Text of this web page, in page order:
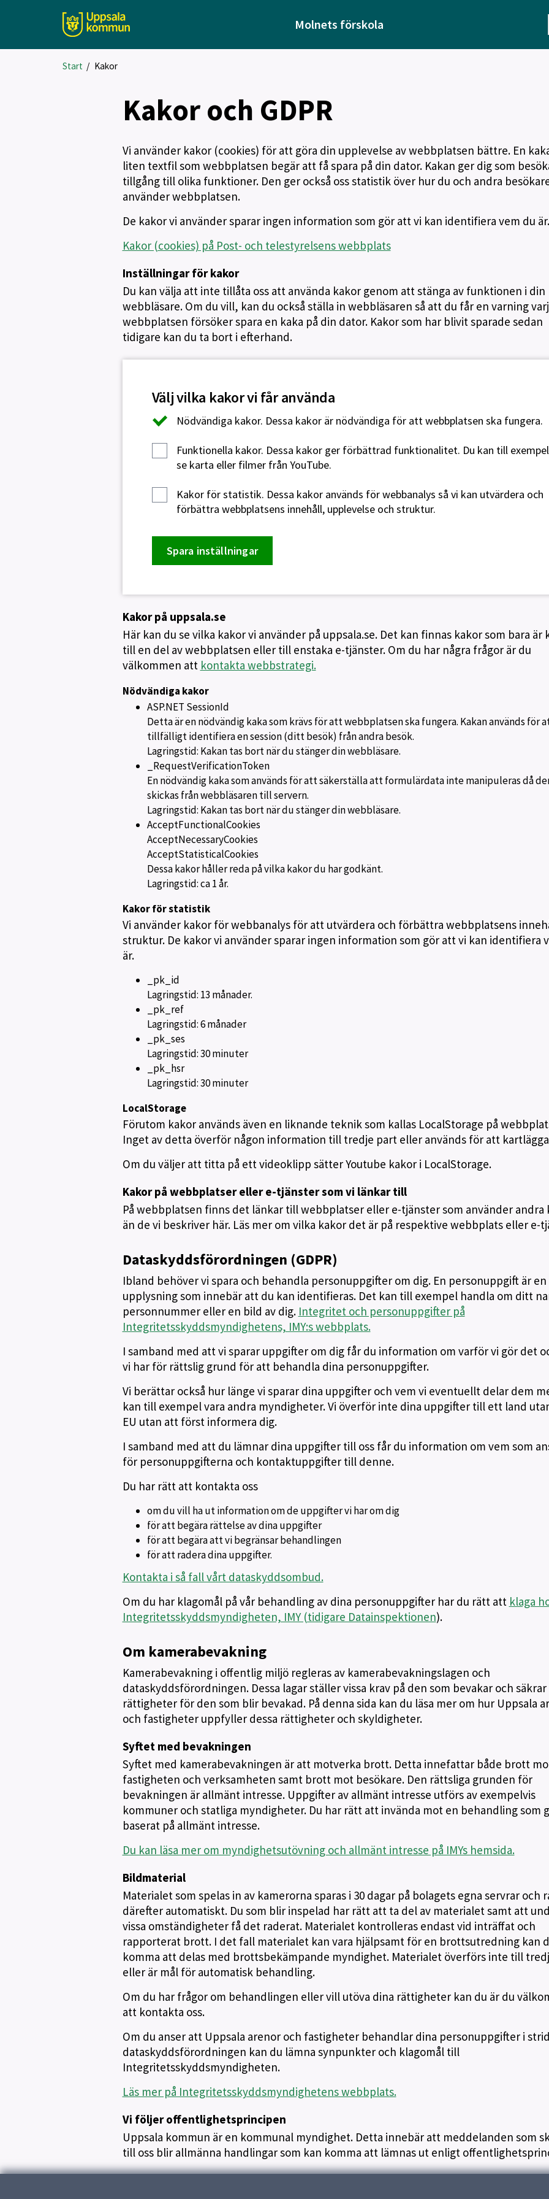
Molnets förskola
Start / Kakor
Kakor och GDPR
Vi använder kakor (cookies) för att göra din upplevelse av webbplatsen bättre. En
liten textfil som webbplatsen begär att få spara på din dator. Kakan ger dig som
tillgång till olika funktioner. Den ger också oss statistik över hur du och andra
använder webbplatsen.
De kakor vi använder sparar ingen information som gör att vi kan identifiera vem du är.
Kakor (cookies) på Post- och telestyrelsens webbplats
Inställningar för kakor
Du kan välja att inte tillåta oss att använda kakor genom att stänga av funktionen i din
webbläsare. Om du vill, kan du också ställa in webbläsaren så att du får en varning
webbplatsen försöker spara en kaka på din dator. Kakor som har blivit sparade sedan
tidigare kan du ta bort i efterhand.
Välj vilka kakor vi får använda
Nödvändiga kakor. Dessa kakor är nödvändiga för att webbplatsen ska fungera.
Funktionella kakor. Dessa kakor ger förbättrad funktionalitet. Du kan till exempel
se karta eller filmer från YouTube.
Kakor för statistik. Dessa kakor används för webbanalys så vi kan utvärdera och
förbättra webbplatsens innehåll, upplevelse och struktur.
Spara inställningar
Kakor på uppsala.se
Här kan du se vilka kakor vi använder på uppsala.se. Det kan finnas kakor som bara är
till en del av webbplatsen eller till enstaka e-tjänster. Om du har några frågor är du
välkommen att kontakta webbstrategi.
Nödvändiga kakor
ASP.NET SessionId
Detta är en nödvändig kaka som krävs för att webbplatsen ska fungera. Kakan används för
tillfälligt identifiera en session (ditt besök) från andra besök.
Lagringstid: Kakan tas bort när du stänger din webbläsare.
_RequestVerificationToken
En nödvändig kaka som används för att säkerställa att formulärdata inte manipuleras då
skickas från webbläsaren till servern.
Lagringstid: Kakan tas bort när du stänger din webbläsare.
AcceptFunctionalCookies
AcceptNecessaryCookies
AcceptStatisticalCookies
Dessa kakor håller reda på vilka kakor du har godkänt.
Lagringstid: ca 1 år.
Kakor för statistik
Vi använder kakor för webbanalys för att utvärdera och förbättra webbplatsens
struktur. De kakor vi använder sparar ingen information som gör att vi kan identifiera
är.
_pk_id
Lagringstid: 13 månader.
_pk_ref
Lagringstid: 6 månader
_pk_ses
Lagringstid: 30 minuter
_pk_hsr
Lagringstid: 30 minuter
LocalStorage
Förutom kakor används även en liknande teknik som kallas LocalStorage på
Inget av detta överför någon information till tredje part eller används för att
Om du väljer att titta på ett videoklipp sätter Youtube kakor i LocalStorage.
Kakor på webbplatser eller e-tjänster som vi länkar till
På webbplatsen finns det länkar till webbplatser eller e-tjänster som använder andra
än de vi beskriver här. Läs mer om vilka kakor det är på respektive webbplats eller e-
Dataskyddsförordningen (GDPR)
Ibland behöver vi spara och behandla personuppgifter om dig. En personuppgift är en
upplysning som innebär att du kan identifieras. Det kan till exempel handla om ditt
personnummer eller en bild av dig. Integritet och personuppgifter på
Integritetsskyddsmyndighetens, IMY:s webbplats.
I samband med att vi sparar uppgifter om dig får du information om varför vi gör det
vi har för rättslig grund för att behandla dina personuppgifter.
Vi berättar också hur länge vi sparar dina uppgifter och vem vi eventuellt delar dem
kan till exempel vara andra myndigheter. Vi överför inte dina uppgifter till ett land
EU utan att först informera dig.
I samband med att du lämnar dina uppgifter till oss får du information om vem som
för personuppgifterna och kontaktuppgifter till denne.
Du har rätt att kontakta oss
om du vill ha ut information om de uppgifter vi har om dig
för att begära rättelse av dina uppgifter
för att begära att vi begränsar behandlingen
för att radera dina uppgifter.
Kontakta i så fall vårt dataskyddsombud.
Om du har klagomål på vår behandling av dina personuppgifter har du rätt att klaga
Integritetsskyddsmyndigheten, IMY (tidigare Datainspektionen).
Om kamerabevakning
Kamerabevakning i offentlig miljö regleras av kamerabevakningslagen och
dataskyddsförordningen. Dessa lagar ställer vissa krav på den som bevakar och säkrar
rättigheter för den som blir bevakad. På denna sida kan du läsa mer om hur Uppsala
och fastigheter uppfyller dessa rättigheter och skyldigheter.
Syftet med bevakningen
Syftet med kamerabevakningen är att motverka brott. Detta innefattar både brott
fastigheten och verksamheten samt brott mot besökare. Den rättsliga grunden för
bevakningen är allmänt intresse. Uppgifter av allmänt intresse utförs av exempelvis
kommuner och statliga myndigheter. Du har rätt att invända mot en behandling som
baserat på allmänt intresse.
Du kan läsa mer om myndighetsutövning och allmänt intresse på IMYs hemsida.
Bildmaterial
Materialet som spelas in av kamerorna sparas i 30 dagar på bolagets egna servrar och
därefter automatiskt. Du som blir inspelad har rätt att ta del av materialet samt att
vissa omständigheter få det raderat. Materialet kontrolleras endast vid inträffat och
rapporterat brott. I det fall materialet kan vara hjälpsamt för en brottsutredning kan
komma att delas med brottsbekämpande myndighet. Materialet överförs inte till
eller är mål för automatisk behandling.
Om du har frågor om behandlingen eller vill utöva dina rättigheter kan du är du
att kontakta oss.
Om du anser att Uppsala arenor och fastigheter behandlar dina personuppgifter i
dataskyddsförordningen kan du lämna synpunkter och klagomål till
Integritetsskyddsmyndigheten.
Läs mer på Integritetsskyddsmyndighetens webbplats.
Vi följer offentlighetsprincipen
Uppsala kommun är en kommunal myndighet. Detta innebär att meddelanden som
till oss blir allmänna handlingar som kan komma att lämnas ut enligt